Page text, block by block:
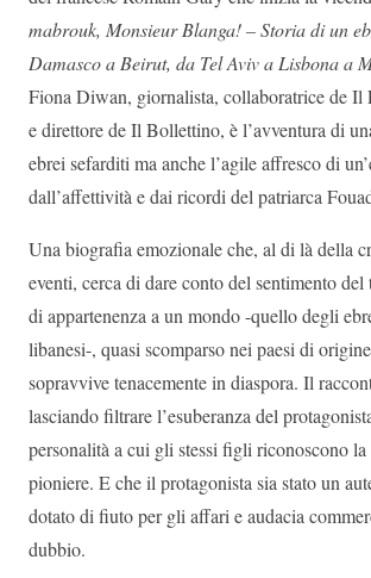
mabrouk, Monsieur Blanga! – Storia di un
Damasco a Beirut, da Tel Aviv a Lisbona a
Fiona Diwan, giornalista, collaboratrice de Il
e direttore de Il Bollettino, è l’avventura di
ebrei sefarditi ma anche l’agile affresco di
dall’affettività e dai ricordi del patriarca
Una biografia emozionale che, al di là della
eventi, cerca di dare conto del sentimento del
di appartenenza a un mondo -quello degli
libanesi-, quasi scomparso nei paesi di
sopravvive tenacemente in diaspora. Il
lasciando filtrare l’esuberanza del
personalità a cui gli stessi figli riconoscono
pioniere. E che il protagonista sia stato un
dotato di fiuto per gli affari e audacia
dubbio.